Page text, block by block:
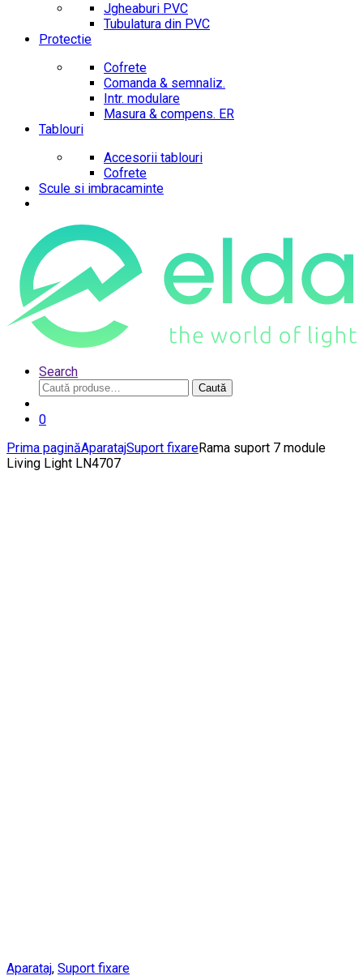
Jgheaburi PVC
Tubulatura din PVC
Protectie
Cofrete
Comanda & semnaliz.
Intr. modulare
Masura & compens. ER
Tablouri
Accesorii tablouri
Cofrete
Scule si imbracaminte
Search
Caută
după:
Caută
0
Prima paginăAparatajSuport fixareRama suport 7 module
Living Light LN4707
Aparataj, Suport fixare